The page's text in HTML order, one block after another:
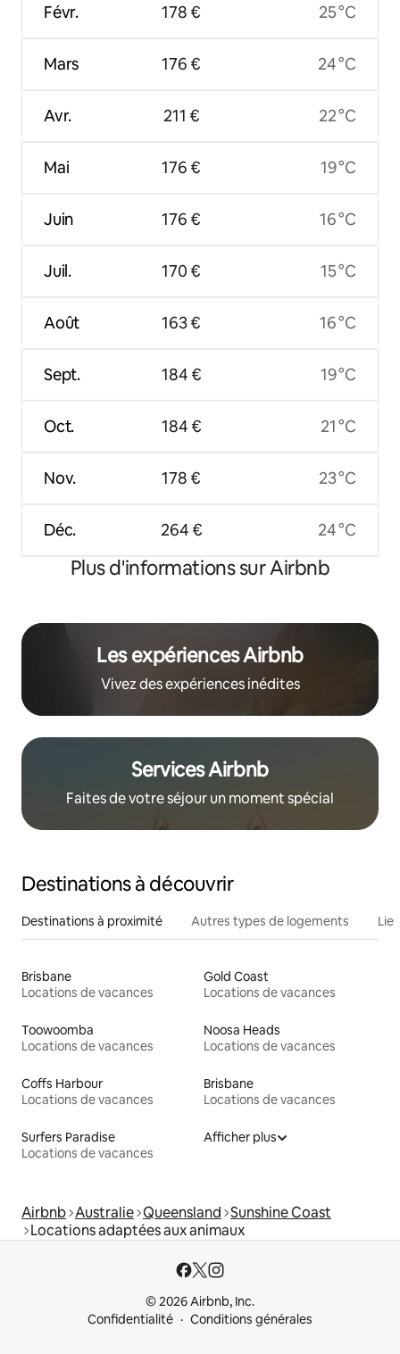
Févr.
Mars
Avr.
Mai
Juin
Juil.
Août
Sept.
Oct.
Nov.
Déc.
178 €
176 €
211 €
176 €
176 €
170 €
163 €
184 €
184 €
178 €
264 €
25 °C
24 °C
22 °C
19 °C
16 °C
15 °C
16 °C
19 °C
21 °C
23 °C
24 °C
Plus d'informations sur Airbnb
Les expériences Airbnb
Vivez des expériences inédites
Services Airbnb
Faites de votre séjour un moment spécial
Destinations à découvrir
Destinations à proximité Autres types de logements
Brisbane
Locations de vacances
Gold Coast
Locations de vacances
Toowoomba
Locations de vacances
Noosa Heads
Locations de vacances
Coffs Harbour
Locations de vacances
Brisbane
Locations de vacances
Surfers Paradise
Locations de vacances
Afficher plus
Airbnb Australie Queensland Sunshine Coast
Locations adaptées aux animaux
© 2026 Airbnb, Inc.
Confidentialité
Conditions générales